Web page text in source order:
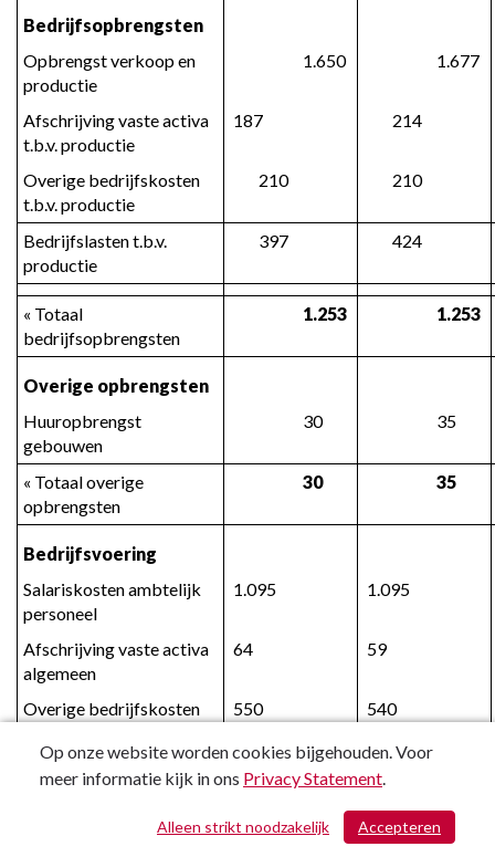
Bedrijfsopbrengsten
Opbrengst verkoop en
productie
1.650 1.677
Afschrijving vaste activa
t.b.v. productie
187 214
Overige bedrijfskosten
t.b.v. productie
210 210
Bedrijfslasten t.b.v.
productie
397 424
« Totaal
bedrijfsopbrengsten
1.253 1.253
Overige opbrengsten
Huuropbrengst
gebouwen
30 35
« Totaal overige
opbrengsten
30 35
Bedrijfsvoering
Salariskosten ambtelijk
personeel
1.095 1.095
Afschrijving vaste activa
algemeen
64 59
Overige bedrijfskosten 550
540
« Totaal kosten
bedrijfsvoering
1.709 1.694
« Bedrijfsresultaat
434 343/ 561
Op onze website worden cookies bijgehouden. Voor
meer informatie kijk in ons Privacy Statement.
Accepteren
Alleen strikt noodzakelijk